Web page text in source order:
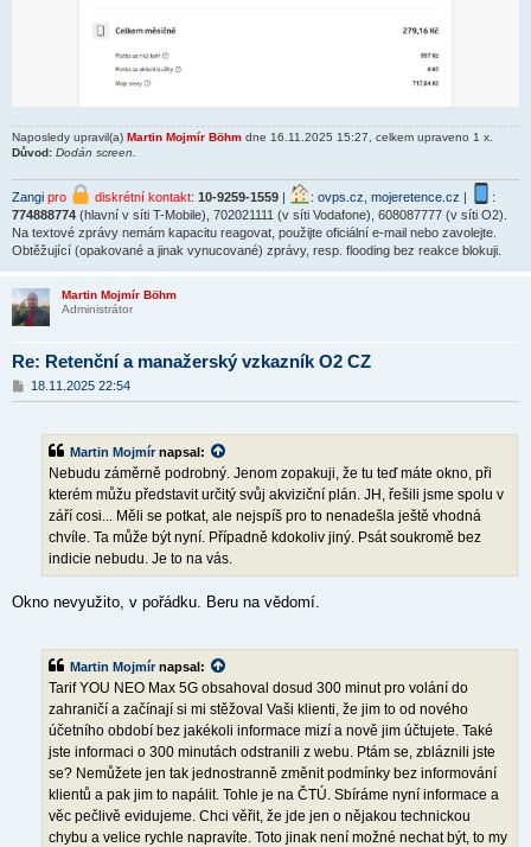
Naposledy upravil(a) Martin Mojmír Böhm dne 16.11.2025 15:27, celkem upraveno 1 x.
Důvod: Dodán screen.
Zangi pro diskrétní kontakt: 10-9259-1559 : ovps.cz mojeretence.cz
:
774888774 (hlavní v síti T-Mobile), 702021111 (v síti Vodafone), 608087777 (v síti O2).
Na textové zprávy nemám kapacitu reagovat, použijte oficiální e-mail nebo zavolejte.
Obtěžující (opakované a jinak vynucované) zprávy, resp. flooding bez reakce blokuji.
Martin Mojmír Böhm
Administrátor
Re: Retenční a manažerský vzkazník O2 CZ
P
ř
18.11.2025 22:54
Martin Mojmírnapsal:
Nebudu záměrně podrobný. Jenom zopakuji, že tu teď máte okno, při
kterém můžu představit určitý svůj akviziční plán. JH, řešili jsme spolu v
září cosi... Měli se potkat, ale nejspíš pro to nenadešla ještě vhodná
chvíle. Ta může být nyní. Případně kdokoliv jiný. Psát soukromě bez
indicie nebudu. Je to na vás.
Okno nevyužito, v pořádku. Beru na vědomí.
Martin Mojmírnapsal:
Tarif YOU NEO Max 5G obsahoval dosud 300 minut pro volání do
zahraničí a začínají si mi stěžoval Vaši klienti, že jim to od nového
účetního období bez jakékoli informace mizí a nově jim účtujete. Také
jste informaci o 300 minutách odstranili z webu. Ptám se, zbláznili jste
se? Nemůžete jen tak jednostranně změnit podmínky bez informování
klientů a pak jim to napálit. Tohle je na ČTÚ. Sbíráme nyní informace a
věc pečlivě evidujeme. Chci věřit, že jde jen o nějakou technickou
chybu a velice rychle napravíte. Toto jinak není možné nechat být, to my